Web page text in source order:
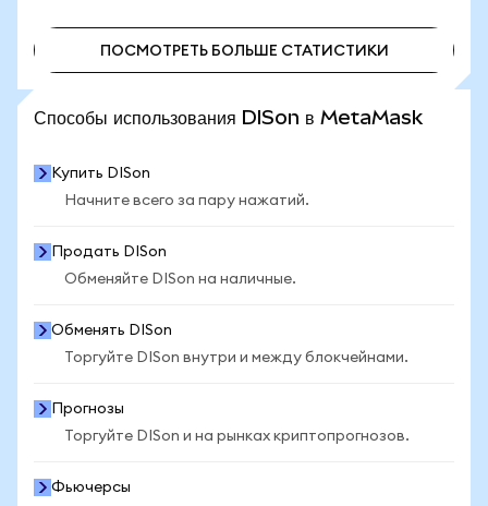
ПОСМОТРЕТЬ БОЛЬШЕ СТАТИСТИКИ
Способы использования DISon в MetaMask
Купить DISon
Начните всего за пару нажатий.
Продать DISon
Обменяйте DISon на наличные.
Обменять DISon
Торгуйте DISon внутри и между блокчейнами.
Прогнозы
Торгуйте DISon и на рынках криптопрогнозов.
Фьючерсы